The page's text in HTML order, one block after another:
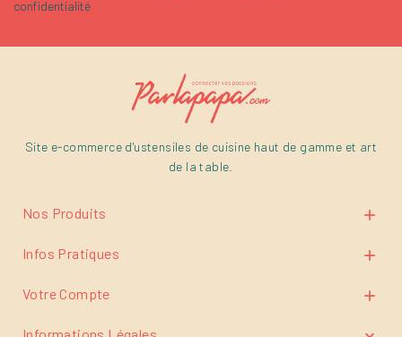
confidentialité
Site e-commerce d'ustensiles de cuisine haut de gamme et art
de la table.
Nos Produits 
Infos Pratiques 
Votre Compte 